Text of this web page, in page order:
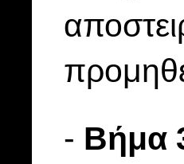
- Βήμα